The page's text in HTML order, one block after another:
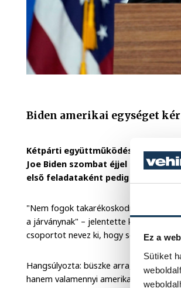
Ez a
Sütiket
Biden amerikai egységet
Kétpárti együttműködést
Joe Biden szombat éjjel a
első feladataként pedig a járvány
"Nem fogok takarékoskodni az
a járványnak" – jelentette ki, és
csoportot nevez ki, hogy segítsen
Hangsúlyozta: büszke arra, hogy
hanem valamennyi amerikai elnöke.